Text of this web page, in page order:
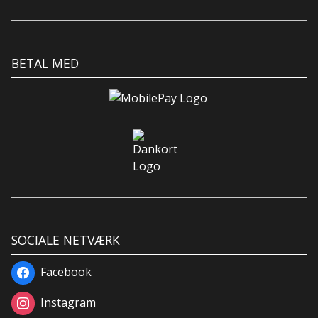
BETAL MED
SOCIALE NETVÆRK
Facebook
Instagram